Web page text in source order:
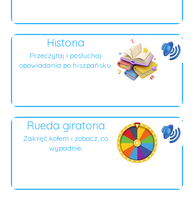
Historia
Przeczytaj i posłuchaj
opowiadania po hiszpańsku.
Rueda giratoria
Zakręć kołem i zobacz, co
wypadnie.